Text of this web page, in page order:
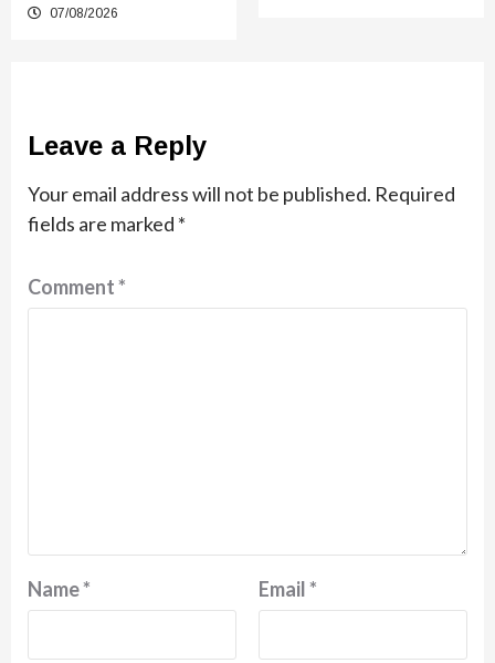
07/08/2026
Leave a Reply
Your email address will not be published. Required
fields are marked *
Comment*
Name* Email*